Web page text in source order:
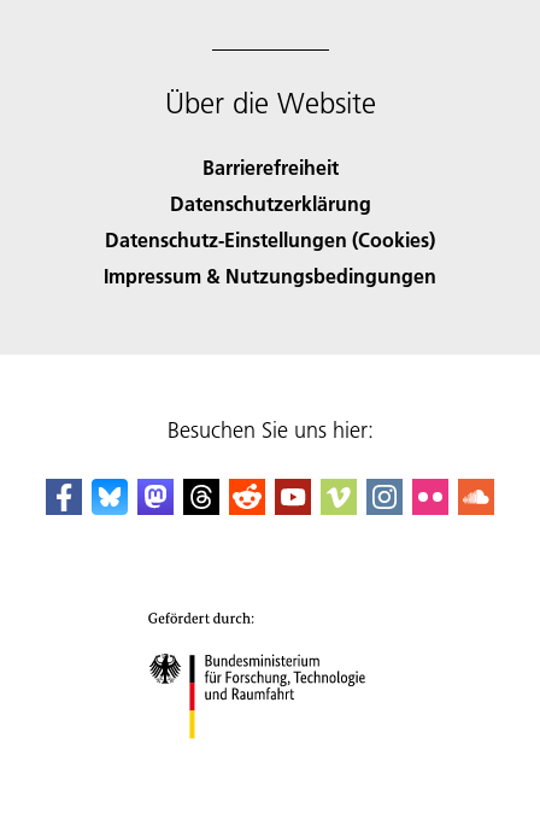
Über die Website
Barrierefreiheit
Datenschutzerklärung
Datenschutz-Einstellungen (Cookies)
Impressum & Nutzungsbedingungen
Besuchen Sie uns hier: